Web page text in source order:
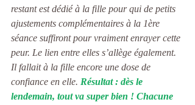
restant est dédié à la fille pour qui de petits
ajustements complémentaires à la 1ère
séance suffiront pour vraiment enrayer cette
peur. Le lien entre elles s’allège également.
Il fallait à la fille encore une dose de
confiance en elle. Résultat : dès le
lendemain, tout va super bien ! Chacune